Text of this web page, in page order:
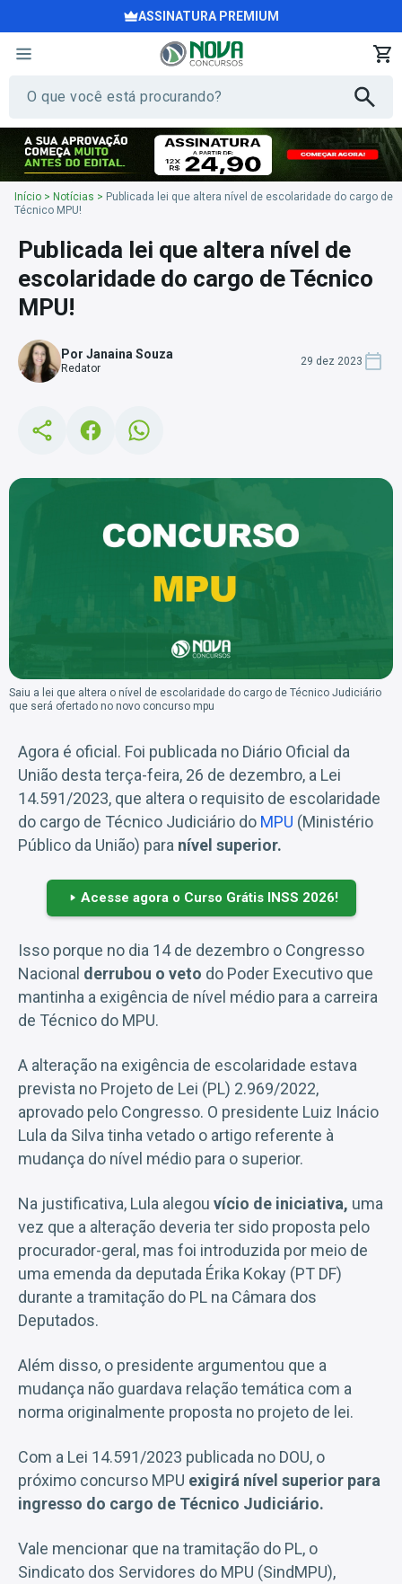
ASSINATURA PREMIUM
Início > Notícias > Publicada lei que altera nível de escolaridade do cargo de
Técnico MPU!
Publicada lei que altera nível de
escolaridade do cargo de Técnico
MPU!
Por Janaina Souza
Redator
29 dez 2023
Saiu a lei que altera o nível de escolaridade do cargo de Técnico Judiciário
que será ofertado no novo concurso mpu
Agora é oficial. Foi publicada no Diário Oficial da
União desta terça-feira, 26 de dezembro, a Lei
14.591/2023, que altera o requisito de escolaridade
do cargo de Técnico Judiciário do MPU (Ministério
Público da União) para nível superior.
Acesse agora o Curso Grátis INSS 2026!
Isso porque no dia 14 de dezembro o Congresso
Nacional derrubou o veto do Poder Executivo que
mantinha a exigência de nível médio para a carreira
de Técnico do MPU.
A alteração na exigência de escolaridade estava
prevista no Projeto de Lei (PL) 2.969/2022,
aprovado pelo Congresso. O presidente Luiz Inácio
Lula da Silva tinha vetado o artigo referente à
mudança do nível médio para o superior.
Na justificativa, Lula alegou vício de iniciativa, uma
vez que a alteração deveria ter sido proposta pelo
procurador-geral, mas foi introduzida por meio de
uma emenda da deputada Érika Kokay (PT DF)
durante a tramitação do PL na Câmara dos
Deputados.
Além disso, o presidente argumentou que a
mudança não guardava relação temática com a
norma originalmente proposta no projeto de lei.
Com a Lei 14.591/2023 publicada no DOU, o
próximo concurso MPU exigirá nível superior para
ingresso do cargo de Técnico Judiciário.
Vale mencionar que na tramitação do PL, o
Sindicato dos Servidores do MPU (SindMPU),